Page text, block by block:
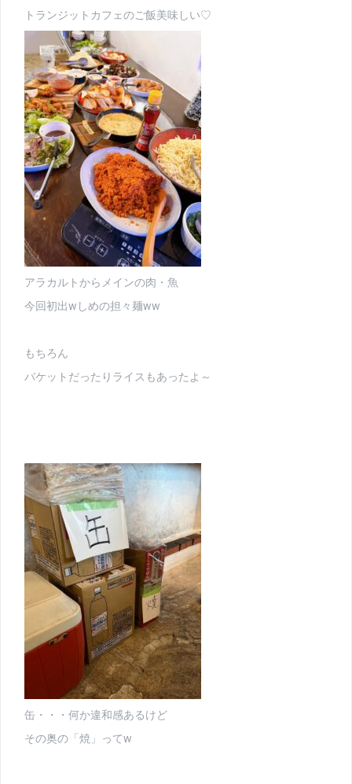
トランジットカフェのご飯美味しい♡
アラカルトからメインの肉・魚
今回初出wしめの担々麺ww
もちろん
バケットだったりライスもあったよ～
缶・・・何か違和感あるけど
その奥の「焼」ってw